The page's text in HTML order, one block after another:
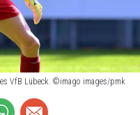
VfB Lübeck. ©imago images/pmk